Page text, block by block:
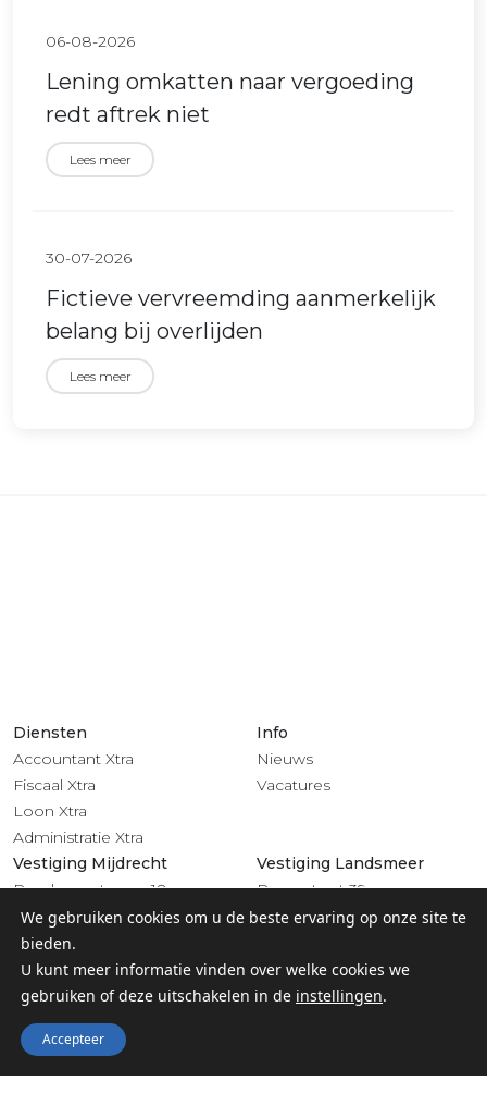
06-08-2026
Lening omkatten naar vergoeding
redt aftrek niet
Lees meer
30-07-2026
Fictieve vervreemding aanmerkelijk
belang bij overlijden
Lees meer
Volg ons
Diensten
Accountant Xtra
Fiscaal Xtra
Loon Xtra
Administratie Xtra
Info
Nieuws
Vacatures
Vestiging Mijdrecht
Rendementsweg 18
3641 SL Mijdrecht
0297 - 283 201
Vestiging Landsmeer
Dorpsstraat 39
1121 BV Landsmeer
We gebruiken cookies om u de beste ervaring op onze site te
bieden.
U kunt meer informatie vinden over welke cookies we
gebruiken of deze uitschakelen in de instellingen.
Accepteer